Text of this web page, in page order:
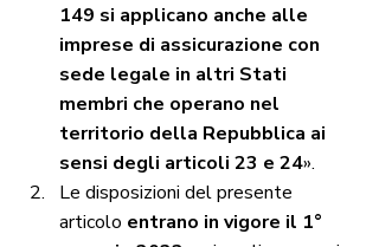
149 si applicano anche alle
imprese di assicurazione con
sede legale in altri Stati
membri che operano nel
territorio della Repubblica ai
sensi degli articoli 23 e 24».
Le disposizioni del presente
articolo entrano in vigore il 1°